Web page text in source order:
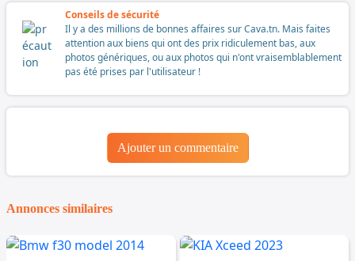
Conseils de sécurité
Il y a des millions de bonnes affaires sur Cava.tn. Mais faites
attention aux biens qui ont des prix ridiculement bas, aux
photos génériques, ou aux photos qui n'ont vraisemblablement
pas été prises par l'utilisateur !
Ajouter un commentaire
Annonces similaires